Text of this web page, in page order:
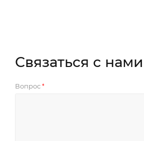
Связаться с нами
Вопрос *